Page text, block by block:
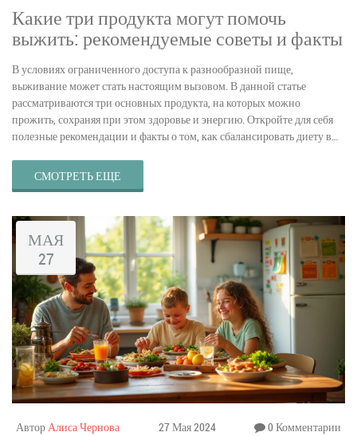
Какие три продукта могут помочь
выжить: рекомендуемые советы и факты
В условиях ограниченного доступа к разнообразной пище,
выживание может стать настоящим вызовом. В данной статье
рассматриваются три основных продукта, на которых можно
прожить, сохраняя при этом здоровье и энергию. Откройте для себя
полезные рекомендации и факты о том, как сбалансировать диету в
СМОТРЕТЬ ЕЩЕ
МАЯ
27
АвторАлиса Чернова 27 Мая 2024 0 Комментарии